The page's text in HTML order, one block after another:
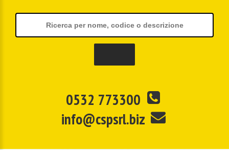
0532 773300
info@cspsrl.biz